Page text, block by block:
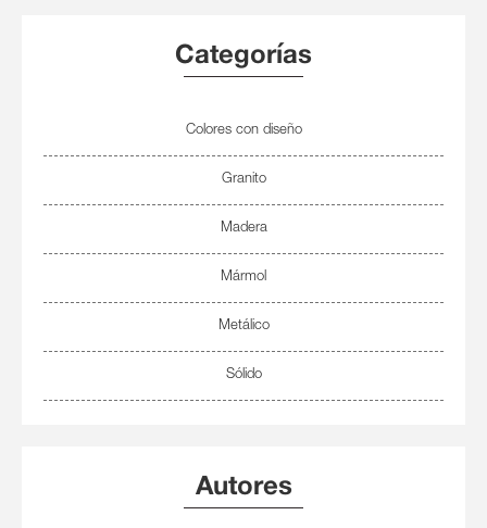
Categorías
Colores con diseño
Granito
Madera
Mármol
Metálico
Sólido
Autores